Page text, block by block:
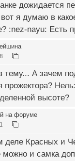
дожидается
я думаю в
:nez-nayu: Есть
тему... А зачем
прожектора?
высоте?
на форуме
деле Красных и
и самка